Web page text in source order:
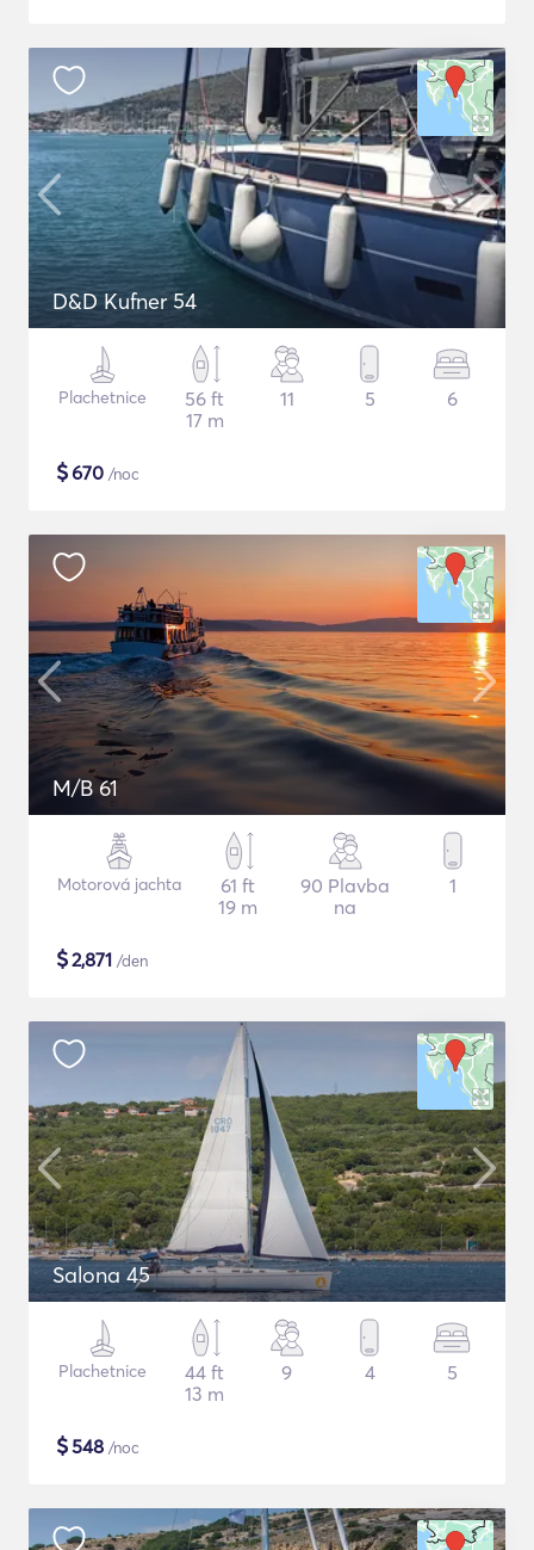
D&D Kufner 54
Plachetnice
56 ft
17 m
11 5 6
$670 /noc
M/B 61
Motorová jachta
61 ft
19 m
90 Plavba
na
1
$2,871 /den
Salona 45
Plachetnice
44 ft
13 m
9 4 5
$548 /noc